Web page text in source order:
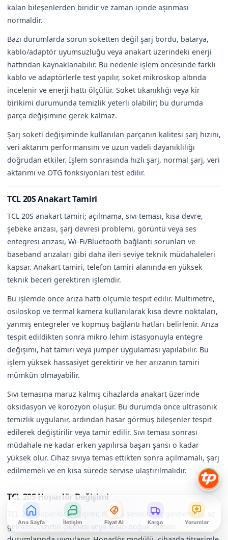
kalan bileşenlerden biridir ve zaman içinde aşınması
normaldir.
Bazı durumlarda sorun soketten değil şarj bordu, batarya,
kablo/adaptör uyumsuzluğu veya anakart üzerindeki enerji
hattından kaynaklanabilir. Bu nedenle işlem öncesinde farklı
kablo ve adaptörlerle test yapılır, soket mikroskop altında
incelenir ve enerji hattı ölçülür. Soket tıkanıklığı veya kir
birikimi durumunda temizlik yeterli olabilir; bu durumda
parça değişimine gerek kalmaz.
Şarj soketi değişiminde kullanılan parçanın kalitesi şarj hızını,
veri aktarım performansını ve uzun vadeli dayanıklılığı
doğrudan etkiler. İşlem sonrasında hızlı şarj, normal şarj, veri
aktarımı ve OTG fonksiyonları test edilir.
TCL 20S Anakart Tamiri
TCL 20S anakart tamiri; açılmama, sıvı teması, kısa devre,
şebeke arızası, şarj devresi problemi, görüntü veya ses
entegresi arızası, Wi-Fi/Bluetooth bağlantı sorunları ve
baseband arızaları gibi daha ileri seviye teknik müdahaleleri
kapsar. Anakart tamiri, telefon tamiri alanında en yüksek
teknik beceri gerektiren işlemdir.
Bu işlemde önce arıza hattı ölçümle tespit edilir. Multimetre,
osiloskop ve termal kamera kullanılarak kısa devre noktaları,
yanmış entegreler ve kopmuş bağlantı hatları belirlenir. Arıza
tespit edildikten sonra mikro lehim istasyonuyla entegre
değişimi, hat tamiri veya jumper uygulaması yapılabilir. Bu
işlem yüksek hassasiyet gerektirir ve her arızanın tamiri
mümkün olmayabilir.
Sıvı temasına maruz kalmış cihazlarda anakart üzerinde
oksidasyon ve korozyon oluşur. Bu durumda önce ultrasonik
temizlik uygulanır, ardından hasar görmüş bileşenler tespit
edilerek değiştirilir veya tamir edilir. Sıvı teması sonrası
müdahale ne kadar erken yapılırsa başarı şansı o kadar
yüksek olur. Cihaz sıvıya temas ettikten sonra açılmamalı, şarj
edilmemeli ve en kısa sürede servise ulaştırılmalıdır.
TCL 20S Hoparlör Değişimi
TCL 20S hoparlör değişimi; medya sesinin hiç gelmemesi, az
gelmesi, cızırtılı çıkması veya sesin boğuk olması
Ana Sayfa İletişim Fiyat Al Kargo Yorumlar